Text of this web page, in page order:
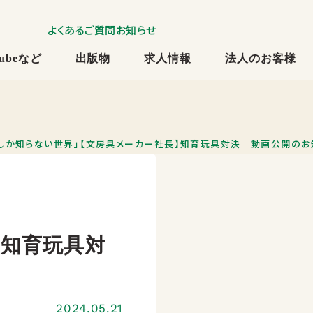
よくあるご質問お知らせ
など 出版物 求人情報 法人のお客様
か知らない世界」【文房具メーカー社長】知育玩具対決 動画公開のお
育玩具対
2024.05.21